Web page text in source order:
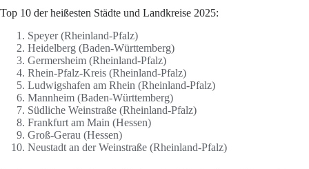
Top 10 der heißesten Städte und Landkreise 2025:
Speyer (Rheinland-Pfalz)
Heidelberg (Baden-Württemberg)
Germersheim (Rheinland-Pfalz)
Rhein-Pfalz-Kreis (Rheinland-Pfalz)
Ludwigshafen am Rhein (Rheinland-Pfalz)
Mannheim (Baden-Württemberg)
Südliche Weinstraße (Rheinland-Pfalz)
Frankfurt am Main (Hessen)
Groß-Gerau (Hessen)
Neustadt an der Weinstraße (Rheinland-Pfalz)